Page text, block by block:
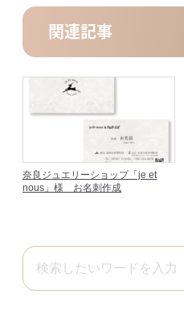
関連記事
奈良ジュエリーショップ「je et
nous」様 お名刺作成